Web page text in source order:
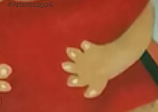
#ArteAté250€